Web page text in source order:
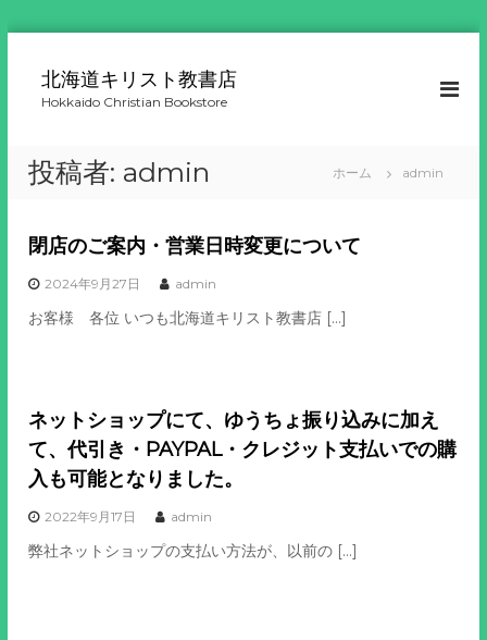
北海道キリスト教書店
Hokkaido Christian Bookstore
投稿者: admin ホーム admin
閉店のご案内・営業日時変更について
2024年9月27日 admin
お客様 各位 いつも北海道キリスト教書店 […]
ネットショップにて、ゆうちょ振り込みに加え
て、代引き・PAYPAL・クレジット支払いでの購
入も可能となりました。
2022年9月17日 admin
弊社ネットショップの支払い方法が、以前の […]